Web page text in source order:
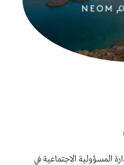
المسؤولية الاجتماعية في